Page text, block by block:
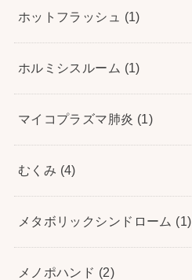
ホットフラッシュ (1)
ホルミシスルーム (1)
マイコプラズマ肺炎 (1)
むくみ (4)
メタボリックシンドローム (1)
メノポハンド (2)